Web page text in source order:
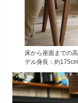
床から座面までの
デル身長：約175cm